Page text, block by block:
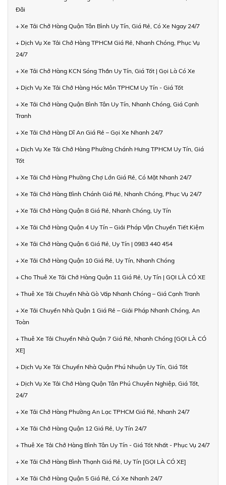
Đãi
+ Xe Tải Chở Hàng Quận Tân Bình Uy Tín, Giá Rẻ, Có Xe Ngay 24/7
+ Dịch Vụ Xe Tải Chở Hàng TPHCM Giá Rẻ, Nhanh Chóng, Phục Vụ
24/7
+ Xe Tải Chở Hàng KCN Sóng Thần Uy Tín, Giá Tốt | Gọi Là Có Xe
+ Dịch Vụ Xe Tải Chở Hàng Hóc Môn TPHCM Uy Tín - Giá Tốt
+ Xe Tải Chở Hàng Quận Bình Tân Uy Tín, Nhanh Chóng, Giá Cạnh
Tranh
+ Xe Tải Chở Hàng Dĩ An Giá Rẻ – Gọi Xe Nhanh 24/7
+ Dịch Vụ Xe Tải Chở Hàng Phường Chánh Hưng TPHCM Uy Tín, Giá
Tốt
+ Xe Tải Chở Hàng Phường Chợ Lớn Giá Rẻ, Có Mặt Nhanh 24/7
+ Xe Tải Chở Hàng Bình Chánh Giá Rẻ, Nhanh Chóng, Phục Vụ 24/7
+ Xe Tải Chở Hàng Quận 8 Giá Rẻ, Nhanh Chóng, Uy Tín
+ Xe Tải Chở Hàng Quận 4 Uy Tín – Giải Pháp Vận Chuyển Tiết Kiệm
+ Xe Tải Chở Hàng Quận 6 Giá Rẻ, Uy Tín | 0983 440 454
+ Xe Tải Chở Hàng Quận 10 Giá Rẻ, Uy Tín, Nhanh Chóng
+ Cho Thuê Xe Tải Chở Hàng Quận 11 Giá Rẻ, Uy Tín | GỌI LÀ CÓ XE
+ Thuê Xe Tải Chuyển Nhà Gò Vấp Nhanh Chóng – Giá Cạnh Tranh
+ Xe Tải Chuyển Nhà Quận 1 Giá Rẻ – Giải Pháp Nhanh Chóng, An
Toàn
+ Thuê Xe Tải Chuyển Nhà Quận 7 Giá Rẻ, Nhanh Chóng [GỌI LÀ CÓ
XE]
+ Dịch Vụ Xe Tải Chuyển Nhà Quận Phú Nhuận Uy Tín, Giá Tốt
+ Dịch Vụ Xe Tải Chở Hàng Quận Tân Phú Chuyên Nghiệp, Giá Tốt,
24/7
+ Xe Tải Chở Hàng Phường An Lạc TPHCM Giá Rẻ, Nhanh 24/7
+ Xe Tải Chở Hàng Quận 12 Giá Rẻ, Uy Tín 24/7
+ Thuê Xe Tải Chở Hàng Bình Tân Uy Tín - Giá Tốt Nhất - Phục Vụ 24/7
+ Xe Tải Chở Hàng Bình Thạnh Giá Rẻ, Uy Tín [GỌI LÀ CÓ XE]
+ Xe Tải Chở Hàng Quận 5 Giá Rẻ, Có Xe Nhanh 24/7